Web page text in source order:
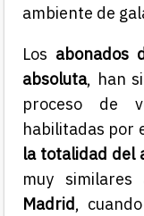
ambiente de
Los abonados
absoluta, han
proceso de
habilitadas por
la totalidad del
muy
Madrid, cuando